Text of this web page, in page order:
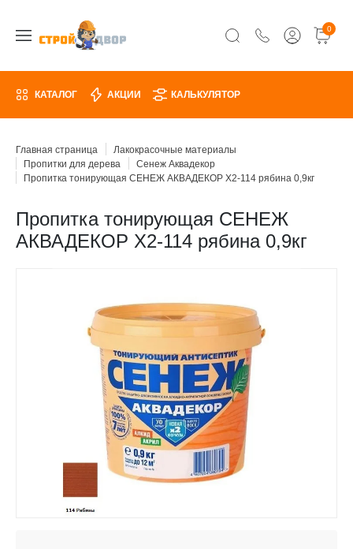
0
КАТАЛОГ АКЦИИ КАЛЬКУЛЯТОР
Главная страница
Лакокрасочные материалы
Пропитки для дерева
Сенеж Аквадекор
Пропитка тонирующая СЕНЕЖ АКВАДЕКОР Х2-114 рябина 0,9кг
Пропитка тонирующая СЕНЕЖ
АКВАДЕКОР Х2-114 рябина 0,9кг